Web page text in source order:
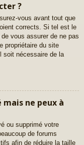
?
vous avant tout que
corrects. Si tel est le
vous assurer de ne pas
propriétaire du site
soit nécessaire de la
mais ne peux à
ou supprimé votre
de forums
afin de réduire la taille